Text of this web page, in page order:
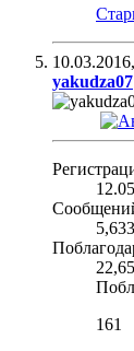
10.03.2016,
yakudza07
5,633
161